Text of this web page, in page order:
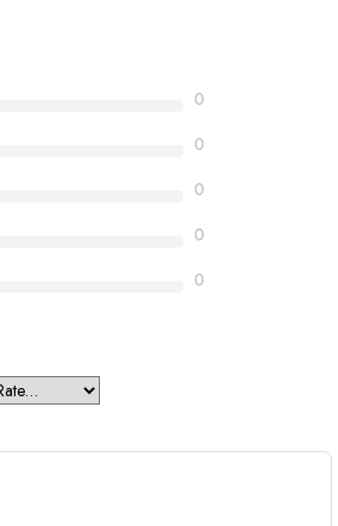
0
0
0
0
0